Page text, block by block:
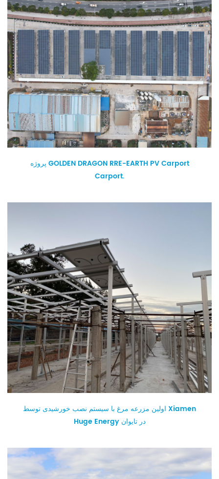
پروژه GOLDEN DRAGON RRE-EARTH PV Carport
Carport.
اولین مزرعه مرغ با سیستم نصب خورشیدی توسط Xiamen
Huge Energy در تایوان